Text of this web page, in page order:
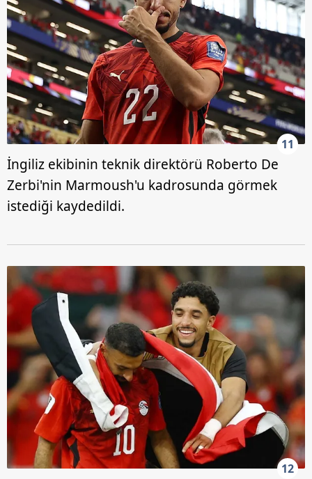
11
İngiliz ekibinin teknik direktörü Roberto De
Zerbi'nin Marmoush'u kadrosunda görmek
istediği kaydedildi.
12